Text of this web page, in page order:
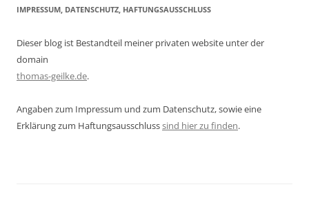
IMPRESSUM, DATENSCHUTZ, HAFTUNGSAUSSCHLUSS
Dieser blog ist Bestandteil meiner privaten website unter der
domain
thomas-geilke.de.
Angaben zum Impressum und zum Datenschutz, sowie eine
Erklärung zum Haftungsausschlusssind hier zu finden.